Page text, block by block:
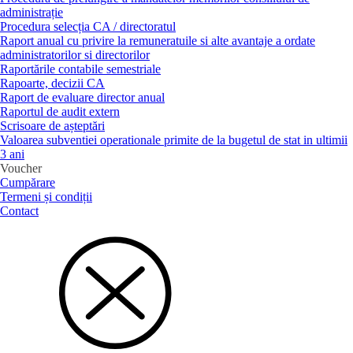
administrație
Procedura selecția CA / directoratul
Raport anual cu privire la remuneratuile si alte avantaje a ordate
administratorilor si directorilor
Raportările contabile semestriale
Rapoarte, decizii CA
Raport de evaluare director anual
Raportul de audit extern
Scrisoare de așteptări
Valoarea subventiei operationale primite de la bugetul de stat in ultimii
3 ani
Voucher
Cumpărare
Termeni și condiții
Contact